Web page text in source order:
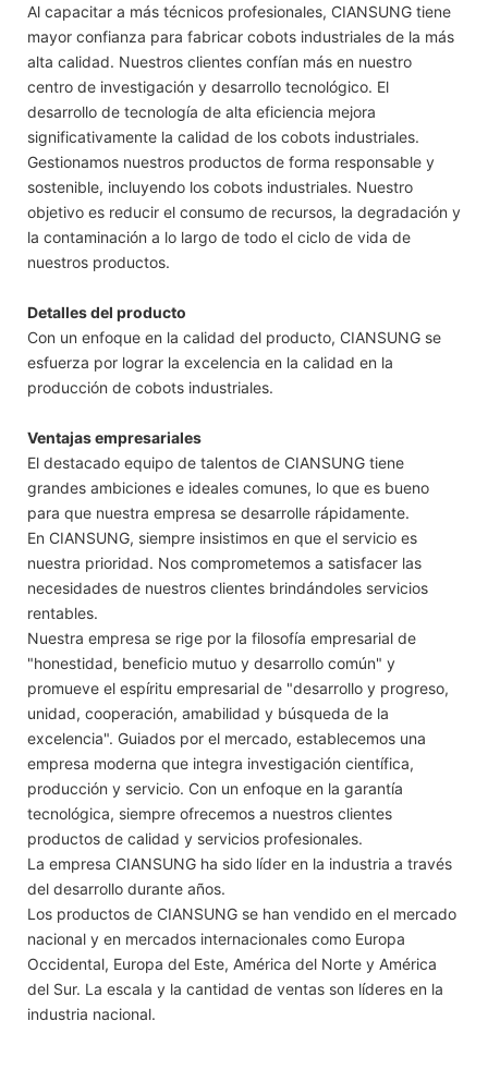
Al capacitar a más técnicos profesionales, CIANSUNG tiene
mayor confianza para fabricar cobots industriales de la más
alta calidad. Nuestros clientes confían más en nuestro
centro de investigación y desarrollo tecnológico. El
desarrollo de tecnología de alta eficiencia mejora
significativamente la calidad de los cobots industriales.
Gestionamos nuestros productos de forma responsable y
sostenible, incluyendo los cobots industriales. Nuestro
objetivo es reducir el consumo de recursos, la degradación y
la contaminación a lo largo de todo el ciclo de vida de
nuestros productos.
Detalles del producto
Con un enfoque en la calidad del producto, CIANSUNG se
esfuerza por lograr la excelencia en la calidad en la
producción de cobots industriales.
Ventajas empresariales
El destacado equipo de talentos de CIANSUNG tiene
grandes ambiciones e ideales comunes, lo que es bueno
para que nuestra empresa se desarrolle rápidamente.
En CIANSUNG, siempre insistimos en que el servicio es
nuestra prioridad. Nos comprometemos a satisfacer las
necesidades de nuestros clientes brindándoles servicios
rentables.
Nuestra empresa se rige por la filosofía empresarial de
"honestidad, beneficio mutuo y desarrollo común" y
promueve el espíritu empresarial de "desarrollo y progreso,
unidad, cooperación, amabilidad y búsqueda de la
excelencia". Guiados por el mercado, establecemos una
empresa moderna que integra investigación científica,
producción y servicio. Con un enfoque en la garantía
tecnológica, siempre ofrecemos a nuestros clientes
productos de calidad y servicios profesionales.
La empresa CIANSUNG ha sido líder en la industria a través
del desarrollo durante años.
Los productos de CIANSUNG se han vendido en el mercado
nacional y en mercados internacionales como Europa
Occidental, Europa del Este, América del Norte y América
del Sur. La escala y la cantidad de ventas son líderes en la
industria nacional.